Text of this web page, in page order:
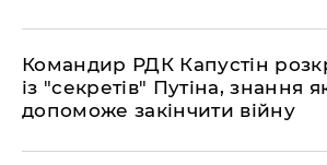
Командир РДК Капустін
із "секретів" Путіна, знання
допоможе закінчити війну